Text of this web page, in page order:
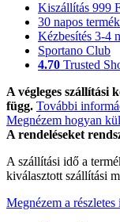
Kiszállítás 999
30 napos
Kézbesítés 3-4
Sportano Club
4.70 Trusted
A végleges szállítási
függ. További
Megnézem hogyan
A rendeléseket
A szállítási idő a
kiválasztott szállítási
Megnézem a